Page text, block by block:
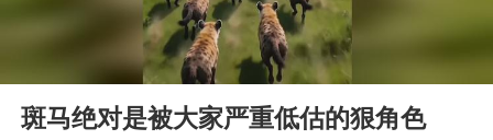
“空调24小时开着更省电”不实
公司“上四休三”但要降薪1000元
Play
斑马绝对是被大家严重低估的狠角色